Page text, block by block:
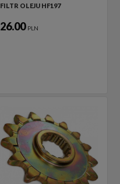
FILTR OLEJU HF197
26.00 PLN